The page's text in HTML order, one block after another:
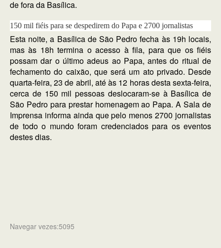
de fora da Basílica.
150 mil fiéis para se despedirem do Papa e 2700 jornalistas
Esta noite, a Basílica de São Pedro fecha às 19h locais,
mas às 18h termina o acesso à fila, para que os fiéis
possam dar o último adeus ao Papa, antes do ritual de
fechamento do caixão, que será um ato privado. Desde
quarta-feira, 23 de abril, até às 12 horas desta sexta-feira,
cerca de 150 mil pessoas deslocaram-se à Basílica de
São Pedro para prestar homenagem ao Papa. A Sala de
Imprensa informa ainda que pelo menos 2700 jornalistas
de todo o mundo foram credenciados para os eventos
destes dias.
Navegar vezes:5095